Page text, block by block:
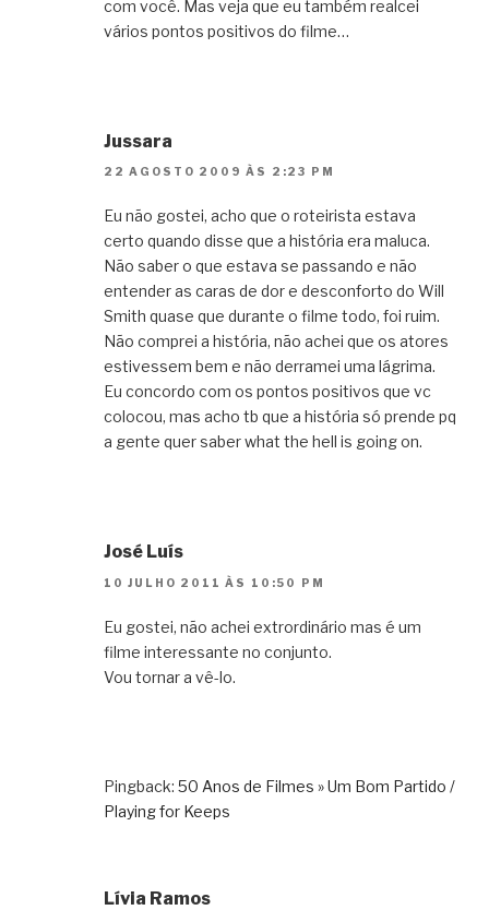
com você. Mas veja que eu também realcei
vários pontos positivos do filme…
Jussara
22 AGOSTO 2009 ÀS 2:23 PM
Eu não gostei, acho que o roteirista estava
certo quando disse que a história era maluca.
Não saber o que estava se passando e não
entender as caras de dor e desconforto do Will
Smith quase que durante o filme todo, foi ruim.
Não comprei a história, não achei que os atores
estivessem bem e não derramei uma lágrima.
Eu concordo com os pontos positivos que vc
colocou, mas acho tb que a história só prende pq
a gente quer saber what the hell is going on.
José Luís
10 JULHO 2011 ÀS 10:50 PM
Eu gostei, não achei extrordinário mas é um
filme interessante no conjunto.
Vou tornar a vê-lo.
Pingback: 50 Anos de Filmes » Um Bom Partido /
Playing for Keeps
Lívia Ramos